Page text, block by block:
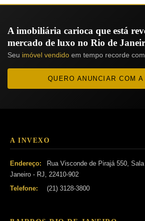
A imobiliária carioca que está
mercado de luxo no Rio de
Seu imóvel vendido em tempo recorde com
QUERO ANUNCIAR COM
A INVEXO
Endereço:
Rua Visconde de Pirajá 550,
Janeiro - RJ, 22410-902
Telefone:
(21) 3128-3800